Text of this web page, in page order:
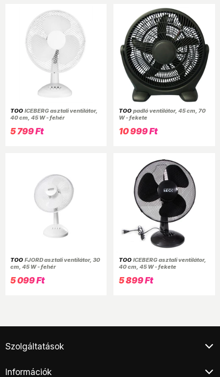
TOO ICEBERG asztali ventilátor,
40 cm, 45 W - fehér
5 799 Ft
TOO padló ventilátor, 45 cm, 70
W - fekete
10 999 Ft
TOO FJORD asztali ventilátor, 30
cm, 45 W - fehér
5 099 Ft
TOO ICEBERG asztali ventilátor,
40 cm, 45 W - fekete
5 899 Ft
Szolgáltatások
Végleges adattörlés
Információk